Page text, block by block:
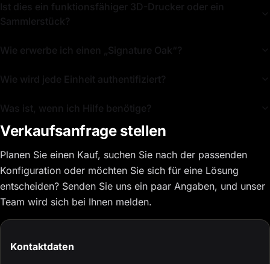
Ist dies ein funktionsfähiger 3D-Drucker oder ein
Sammlerstück?
Wie erwerbe ich einen „Signature Oak“?
Wie wird jede Einheit authentifiziert?
Was ist, wenn ich Hilfe benötige?
Verkaufsanfrage stellen
Planen Sie einen Kauf, suchen Sie nach der passenden
Konfiguration oder möchten Sie sich für eine Lösung
entscheiden? Senden Sie uns ein paar Angaben, und unser
Team wird sich bei Ihnen melden.
Kontaktdaten